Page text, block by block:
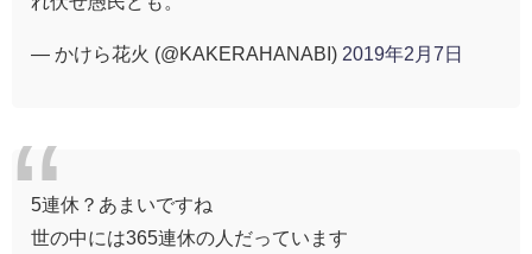
— かけら花火 (@KAKERAHANABI) 2019年2月7日
5連休？あまいですね
世の中には365連休の人だっています